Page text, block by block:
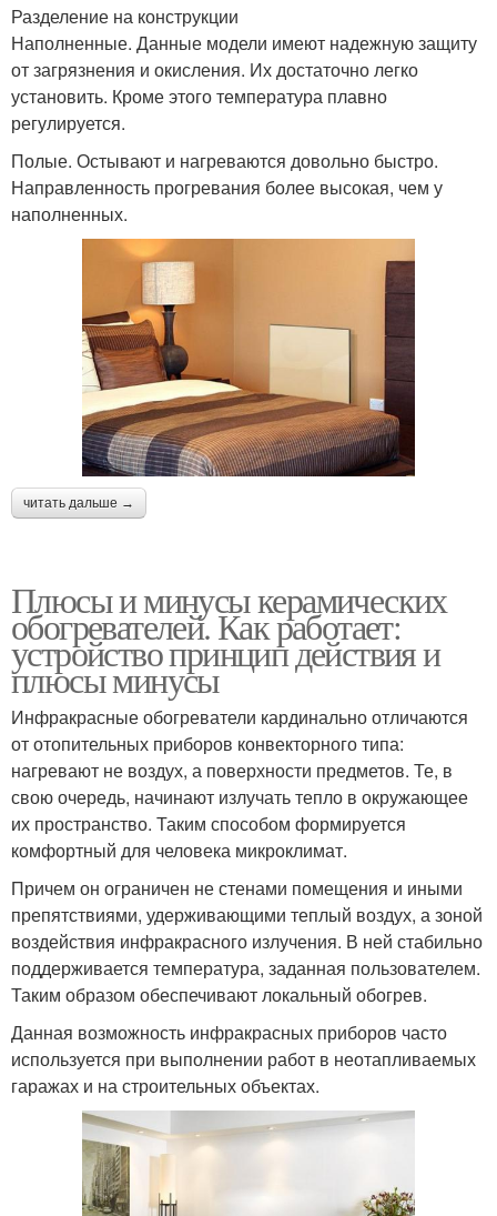
Разделение на конструкции
Наполненные. Данные модели имеют надежную защиту
от загрязнения и окисления. Их достаточно легко
установить. Кроме этого температура плавно
регулируется.
Полые. Остывают и нагреваются довольно быстро.
Направленность прогревания более высокая, чем у
наполненных.
читать дальше →
Плюсы и минусы керамических
обогревателей. Как работает:
устройство принцип действия и
плюсы минусы
Инфракрасные обогреватели кардинально отличаются
от отопительных приборов конвекторного типа:
нагревают не воздух, а поверхности предметов. Те, в
свою очередь, начинают излучать тепло в окружающее
их пространство. Таким способом формируется
комфортный для человека микроклимат.
Причем он ограничен не стенами помещения и иными
препятствиями, удерживающими теплый воздух, а зоной
воздействия инфракрасного излучения. В ней стабильно
поддерживается температура, заданная пользователем.
Таким образом обеспечивают локальный обогрев.
Данная возможность инфракрасных приборов часто
используется при выполнении работ в неотапливаемых
гаражах и на строительных объектах.